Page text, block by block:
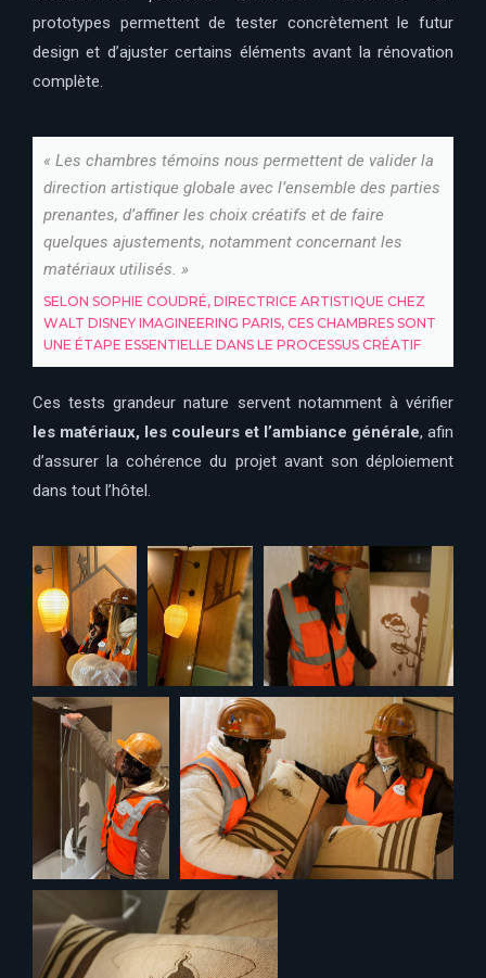
prototypes permettent de tester concrètement le futur
design et d’ajuster certains éléments avant la rénovation
complète.
« Les chambres témoins nous permettent de valider la
direction artistique globale avec l’ensemble des parties
prenantes, d’affiner les choix créatifs et de faire
quelques ajustements, notamment concernant les
matériaux utilisés. »
SELON SOPHIE COUDRÉ, DIRECTRICE ARTISTIQUE CHEZ
WALT DISNEY IMAGINEERING PARIS, CES CHAMBRES SONT
UNE ÉTAPE ESSENTIELLE DANS LE PROCESSUS CRÉATIF
Ces tests grandeur nature servent notamment à vérifier
les matériaux, les couleurs et l’ambiance générale, afin
d’assurer la cohérence du projet avant son déploiement
dans tout l’hôtel.